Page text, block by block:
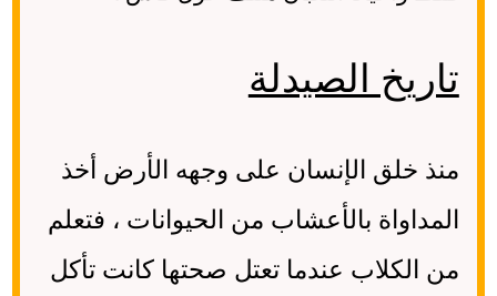
تاريخ الصيدلة
منذ خلق الإنسان على وجهه الأرض أخذ
المداواة بالأعشاب من الحيوانات ، فتعلم
من الكلاب عندما تعتل صحتها كانت تأكل